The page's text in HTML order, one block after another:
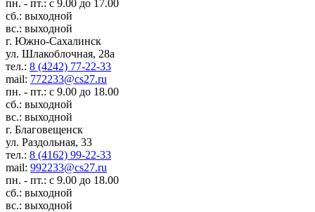
пн. - пт.: с 9.00 до 17.00
сб.: выходной
вс.: выходной
г. Южно-Сахалинск
ул. Шлакоблочная, 28а
тел.: 8 (4242) 77-22-33
mail: 772233@cs27.ru
пн. - пт.: с 9.00 до 18.00
сб.: выходной
вс.: выходной
г. Благовещенск
ул. Раздольная, 33
тел.: 8 (4162) 99-22-33
mail: 992233@cs27.ru
пн. - пт.: с 9.00 до 18.00
сб.: выходной
вс.: выходной